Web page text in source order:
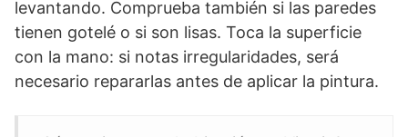
levantando. Comprueba también si las paredes
tienen gotelé o si son lisas. Toca la superficie
con la mano: si notas irregularidades, será
necesario repararlas antes de aplicar la pintura.